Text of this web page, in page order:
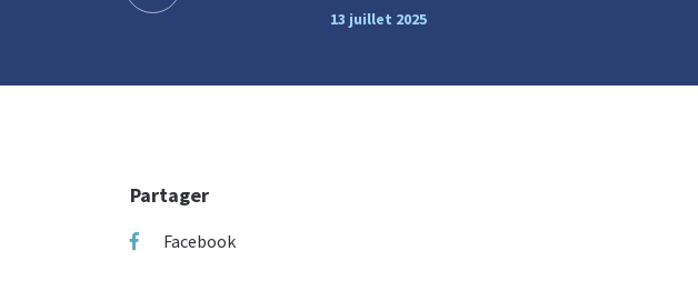
13 juillet 2025
Partager
Facebook